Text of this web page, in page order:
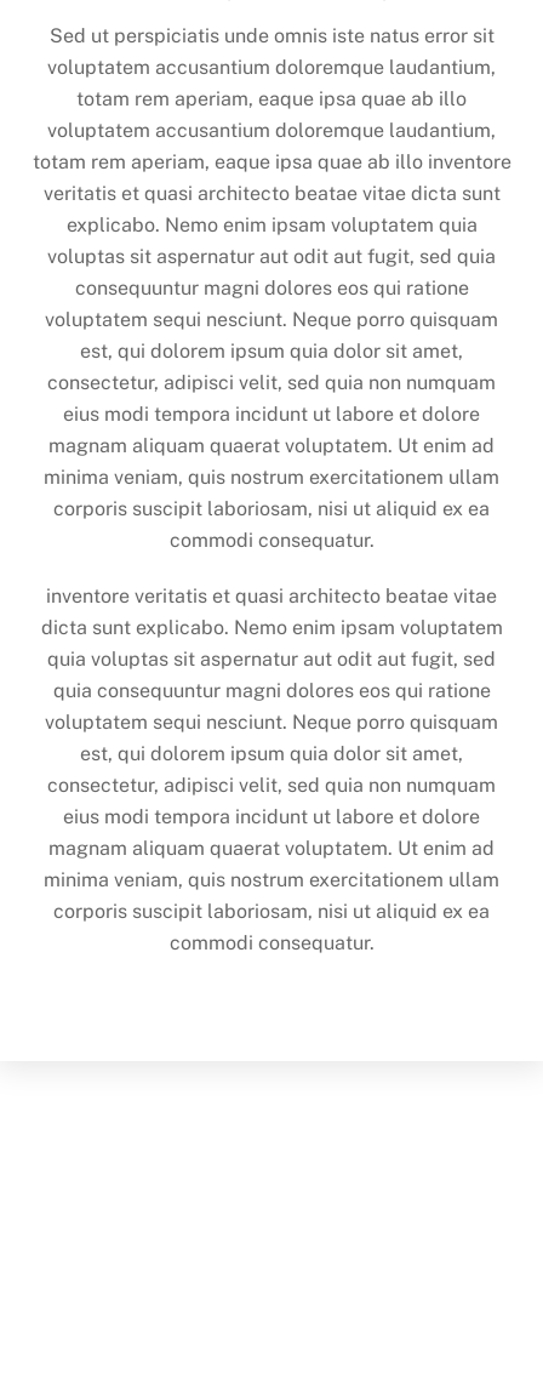
Sed ut perspiciatis unde omnis iste natus error sit
voluptatem accusantium doloremque laudantium,
totam rem aperiam, eaque ipsa quae ab illo
voluptatem accusantium doloremque laudantium,
totam rem aperiam, eaque ipsa quae ab illo inventore
veritatis et quasi architecto beatae vitae dicta sunt
explicabo. Nemo enim ipsam voluptatem quia
voluptas sit aspernatur aut odit aut fugit, sed quia
consequuntur magni dolores eos qui ratione
voluptatem sequi nesciunt. Neque porro quisquam
est, qui dolorem ipsum quia dolor sit amet,
consectetur, adipisci velit, sed quia non numquam
eius modi tempora incidunt ut labore et dolore
magnam aliquam quaerat voluptatem. Ut enim ad
minima veniam, quis nostrum exercitationem ullam
corporis suscipit laboriosam, nisi ut aliquid ex ea
commodi consequatur.
inventore veritatis et quasi architecto beatae vitae
dicta sunt explicabo. Nemo enim ipsam voluptatem
quia voluptas sit aspernatur aut odit aut fugit, sed
quia consequuntur magni dolores eos qui ratione
voluptatem sequi nesciunt. Neque porro quisquam
est, qui dolorem ipsum quia dolor sit amet,
consectetur, adipisci velit, sed quia non numquam
eius modi tempora incidunt ut labore et dolore
magnam aliquam quaerat voluptatem. Ut enim ad
minima veniam, quis nostrum exercitationem ullam
corporis suscipit laboriosam, nisi ut aliquid ex ea
commodi consequatur.